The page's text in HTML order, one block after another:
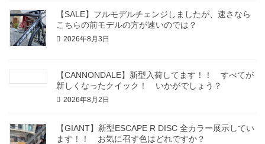
【SALE】フルモデルチェンジしましたが、速さなら
こちらの前モデルの方が速いのでは？
2026年8月3日
【CANNONDALE】新型入荷してます！！ すべてが
新しくなったクイック！ いかがでしょう？
2026年8月2日
【GIANT】新型ESCAPE R DISC 全カラー展示してい
ます！！ お気に召す色はどれですか？